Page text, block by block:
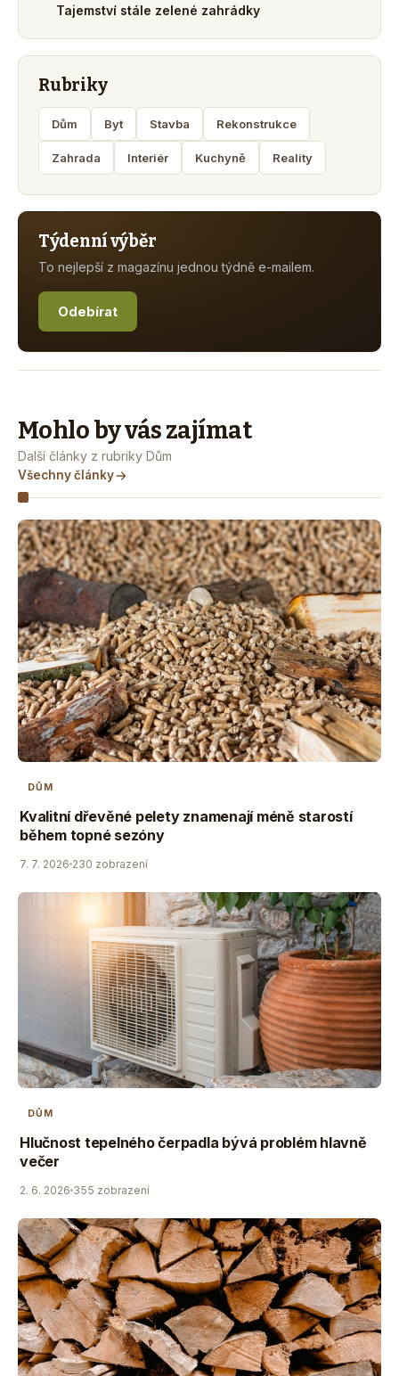
Tajemství stále zelené zahrádky
Rubriky
Dům Byt Stavba Rekonstrukce
Zahrada Interiér Kuchyně Reality
Týdenní výběr
To nejlepší z magazínu jednou týdně e-mailem.
Odebírat
Mohlo by vás zajímat
Další články z rubriky Dům
Všechny články
DŮM
Kvalitní dřevěné pelety znamenají méně starostí
během topné sezóny
7. 7. 2026 230 zobrazení
DŮM
Hlučnost tepelného čerpadla bývá problém hlavně
večer
2. 6. 2026 355 zobrazení